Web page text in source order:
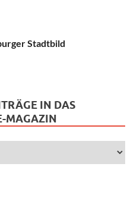
Stadtbild
IN DAS
MAGAZIN